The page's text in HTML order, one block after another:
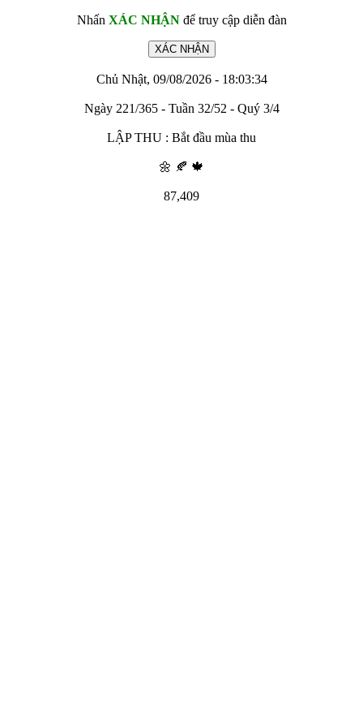
Nhấn XÁC NHẬNđể truy cập diễn đàn
Chủ Nhật, 09/08/2026 - 18:03:34
Ngày 221/365 - Tuần 32/52 - Quý 3/4
LẬP THU : Bắt đầu mùa thu
🌼 🍂 🍁
87,409